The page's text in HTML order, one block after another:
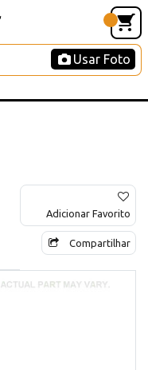
Usar Foto
Adicionar Favorito
Compartilhar